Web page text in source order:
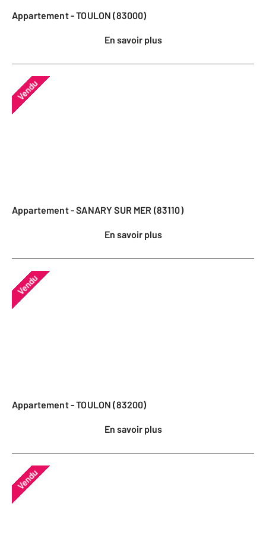
Appartement - TOULON (83000)
En savoir plus
Vendu
Appartement - SANARY SUR MER (83110)
En savoir plus
Vendu
Appartement - TOULON (83200)
En savoir plus
Vendu